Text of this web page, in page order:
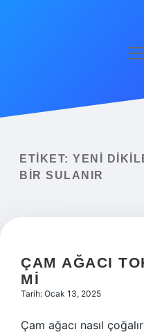
Yasal Uyarı
ETIKET: YENI
BIR SULANIR
ÇAM AĞACI
MI
Tarih: Ocak 13, 2025
Çam ağacı nasıl